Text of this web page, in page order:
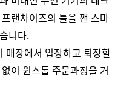
랜차이즈의 틀을 깬 스마
니다.
매장에서 입장하고 퇴장할
이 원스톱 주문과정을 거